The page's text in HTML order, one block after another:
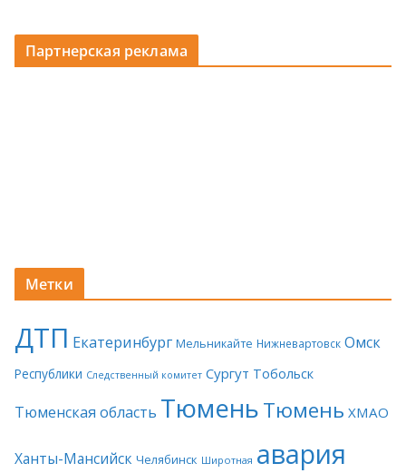
Партнерская реклама
Метки
ДТП Екатеринбург Мельникайте Нижневартовск Омск
Республики Следственный комитет Сургут Тобольск
Тюменская область ТюменьТюмень ХМАО
Ханты-Мансийск Челябинск Широтная авария